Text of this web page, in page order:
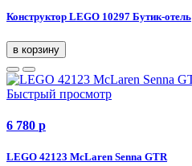
Конструктор LEGO 10297 Бутик-отель
в корзину
Быстрый просмотр
6 780 p
LEGO 42123 McLaren Senna GTR